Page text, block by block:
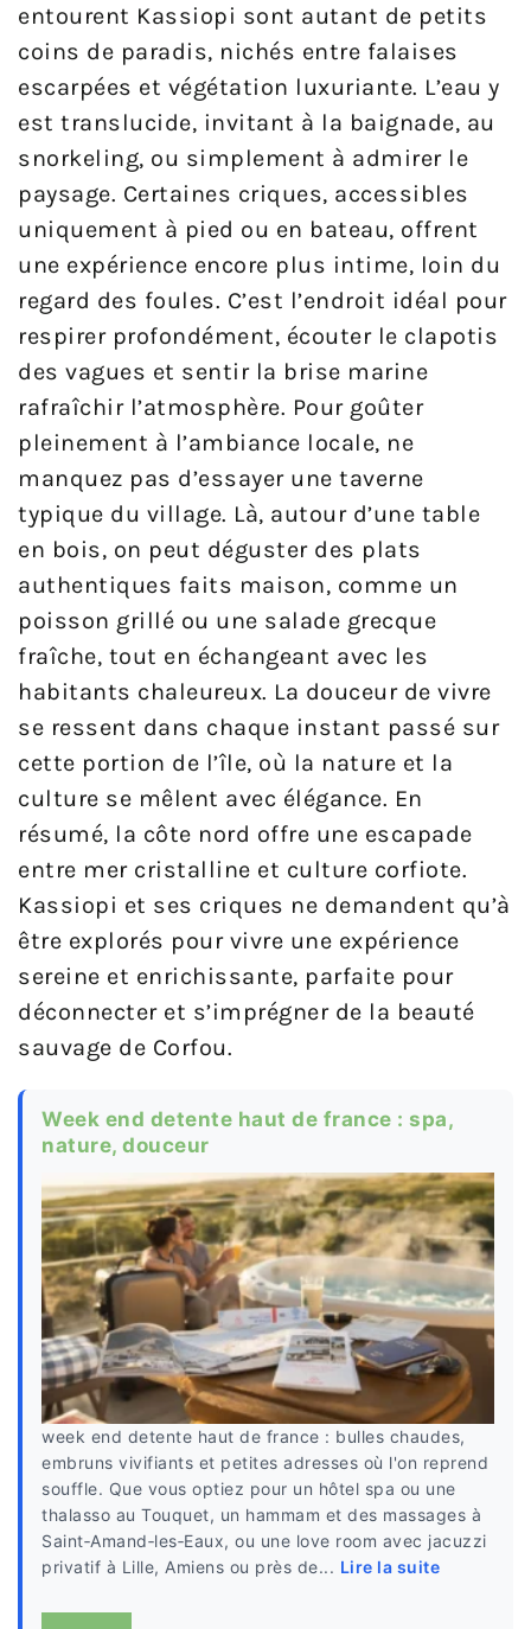
entourent Kassiopi sont autant de petits
coins de paradis, nichés entre falaises
escarpées et végétation luxuriante. L’eau y
est translucide, invitant à la baignade, au
snorkeling, ou simplement à admirer le
paysage. Certaines criques, accessibles
uniquement à pied ou en bateau, offrent
une expérience encore plus intime, loin du
regard des foules. C’est l’endroit idéal pour
respirer profondément, écouter le clapotis
des vagues et sentir la brise marine
rafraîchir l’atmosphère. Pour goûter
pleinement à l’ambiance locale, ne
manquez pas d’essayer une taverne
typique du village. Là, autour d’une table
en bois, on peut déguster des plats
authentiques faits maison, comme un
poisson grillé ou une salade grecque
fraîche, tout en échangeant avec les
habitants chaleureux. La douceur de vivre
se ressent dans chaque instant passé sur
cette portion de l’île, où la nature et la
culture se mêlent avec élégance. En
résumé, la côte nord offre une escapade
entre mer cristalline et culture corfiote.
Kassiopi et ses criques ne demandent qu’à
être explorés pour vivre une expérience
sereine et enrichissante, parfaite pour
déconnecter et s’imprégner de la beauté
sauvage de Corfou.
Week end detente haut de france : spa,
nature, douceur
week end detente haut de france : bulles chaudes,
embruns vivifiants et petites adresses où l'on reprend
souffle. Que vous optiez pour un hôtel spa ou une
thalasso au Touquet, un hammam et des massages à
Saint‑Amand‑les‑Eaux, ou une love room avec jacuzzi
privatif à Lille, Amiens ou près de... Lire la suite